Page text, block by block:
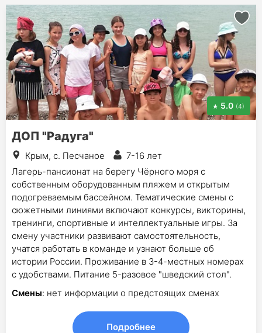
5.0 (4)
ДОП "Радуга"
Крым, с. Песчаное
7-16 лет
Лагерь-пансионат на берегу Чёрного моря с
собственным оборудованным пляжем и открытым
подогреваемым бассейном. Тематические смены с
сюжетными линиями включают конкурсы, викторины,
тренинги, спортивные и интеллектуальные игры. За
смену участники развивают самостоятельность,
учатся работать в команде и узнают больше об
истории России. Проживание в 3-4-местных номерах
с удобствами. Питание 5-разовое "шведский стол".
Смены: нет информации о предстоящих сменах
Подробнее